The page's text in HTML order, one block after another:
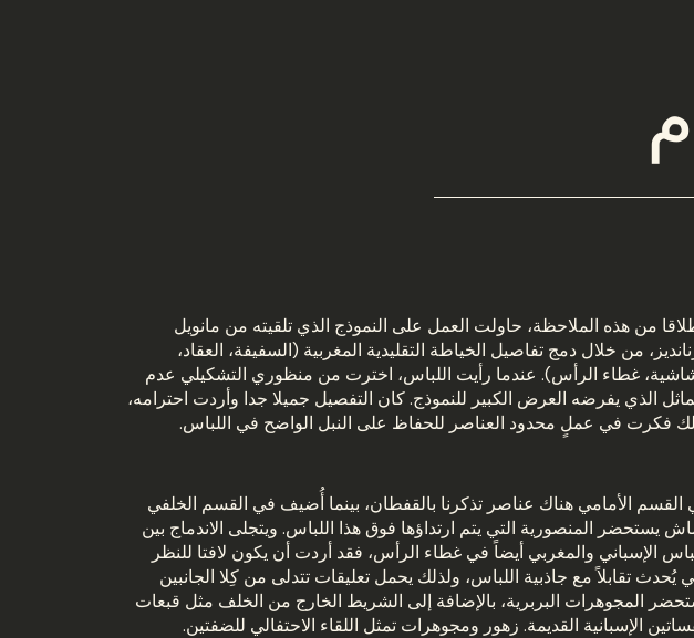
من هذه الملاحظة، حاولت العمل على النموذج الذي تلقيته من مانويل
من خلال دمج تفاصيل الخياطة التقليدية المغربية (السفيفة، العقاد،
غطاء الرأس). عندما رأيت اللباس، اخترت من منظوري التشكيلي عدم
الذي يفرضه العرض الكبير للنموذج. كان التفصيل جميلا جدا وأردت احترامه،
فكرت في عملٍ محدود العناصر للحفاظ على النبل الواضح في اللباس.
القسم الأمامي هناك عناصر تذكرنا بالقفطان، بينما أُضيف في القسم الخلفي
يستحضر المنصورية التي يتم ارتداؤها فوق هذا اللباس. ويتجلى الاندماج بين
الإسباني والمغربي أيضاً في غطاء الرأس، فقد أردت أن يكون لافتا للنظر
يُحدث تقابلاً مع جاذبية اللباس، ولذلك يحمل تعليقات تتدلى من كِلا الجانبين
المجوهرات البربرية، بالإضافة إلى الشريط الخارج من الخلف مثل قبعات
الإسبانية القديمة. زهور ومجوهرات تمثل اللقاء الاحتفالي للضفتين.